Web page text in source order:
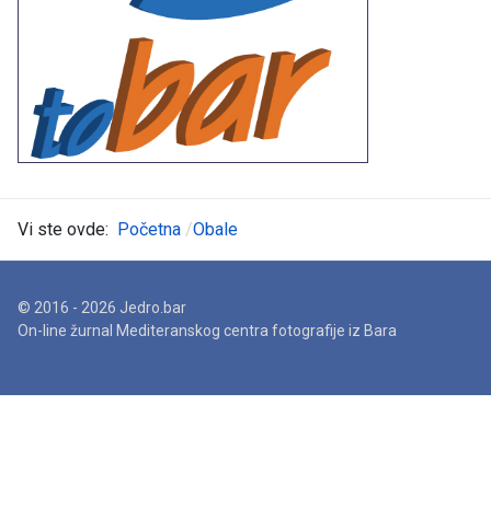
Vi ste ovde: Početna Obale
© 2016 - 2026 Jedro.bar
On-line žurnal Mediteranskog centra fotografije iz Bara